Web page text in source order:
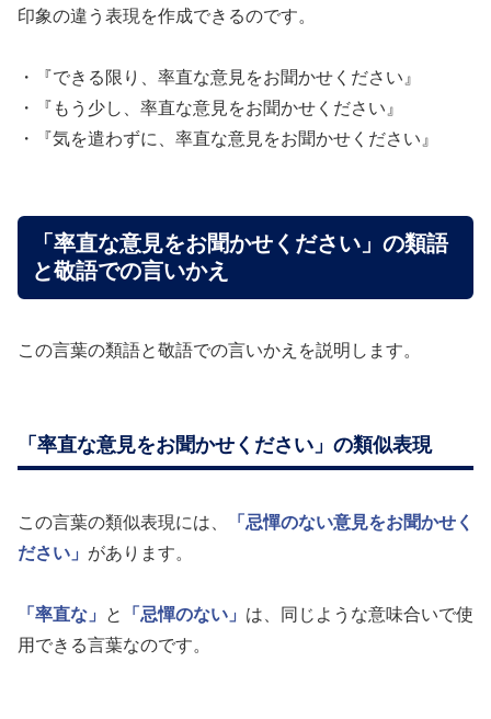
印象の違う表現を作成できるのです。
・『できる限り、率直な意見をお聞かせください』
・『もう少し、率直な意見をお聞かせください』
・『気を遣わずに、率直な意見をお聞かせください』
「率直な意見をお聞かせください」の類語
と敬語での言いかえ
この言葉の類語と敬語での言いかえを説明します。
「率直な意見をお聞かせください」の類似表現
この言葉の類似表現には、
「忌憚のない意見をお聞かせく
ださい」 があります。
「率直な」 と 「忌憚のない」 は、同じような意味合いで使
用できる言葉なのです。